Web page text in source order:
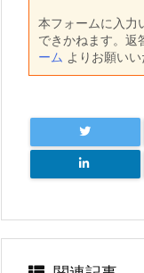
本フォームに入力
できかねます。返
ーム よりお願いい